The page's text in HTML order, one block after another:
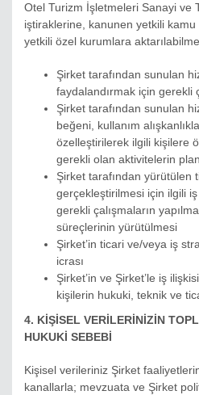
Otel Turizm İşletmeleri Sanayi ve
iştiraklerine, kanunen yetkili kamu
yetkili özel kurumlara
Şirket tarafından sunulan
faydalandırmak için gerekli
Şirket tarafından sunulan
beğeni, kullanım
özelleştirilerek ilgili kişilere
gerekli olan aktivitelerin
Şirket tarafından yürütülen
gerçekleştirilmesi için ilgili
gerekli çalışmaların
süreçlerinin yürütülmesi
Şirket’in ticari ve/veya iş
icrası
Şirket’in ve Şirket’le iş
kişilerin hukuki, teknik ve
4. KİŞİSEL VERİLERİNİZİN
HUKUKİ SEBEBİ
Kişisel verileriniz Şirket
kanallarla; mevzuata ve Şirket